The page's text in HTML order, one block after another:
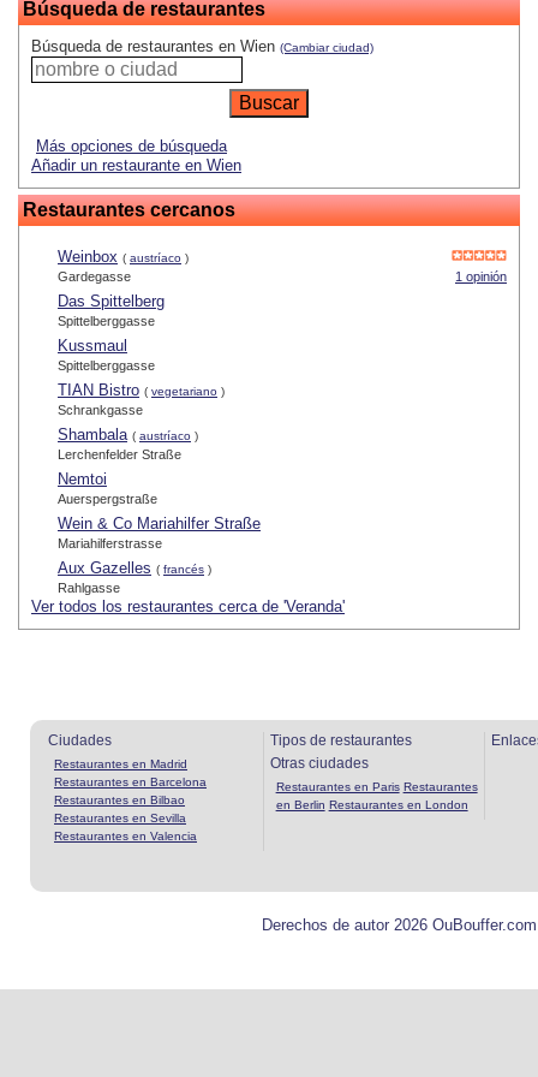
Búsqueda de restaurantes
Búsqueda de restaurantes en Wien (Cambiar ciudad)
Más opciones de búsqueda
Añadir un restaurante en Wien
Restaurantes cercanos
Weinbox ( austríaco )
1 opinión
Gardegasse
Das Spittelberg
Spittelberggasse
Kussmaul
Spittelberggasse
TIAN Bistro ( vegetariano )
Schrankgasse
Shambala ( austríaco )
Lerchenfelder Straße
Nemtoi
Auerspergstraße
Wein & Co Mariahilfer Straße
Mariahilferstrasse
Aux Gazelles ( francés )
Rahlgasse
Ver todos los restaurantes cerca de 'Veranda'
Ciudades
Restaurantes en Madrid
Restaurantes en Barcelona
Restaurantes en Bilbao
Restaurantes en Sevilla
Restaurantes en Valencia
Tipos de restaurantes
Otras ciudades
Restaurantes en Paris Restaurantes
en Berlin Restaurantes en London
Derechos de autor 2026